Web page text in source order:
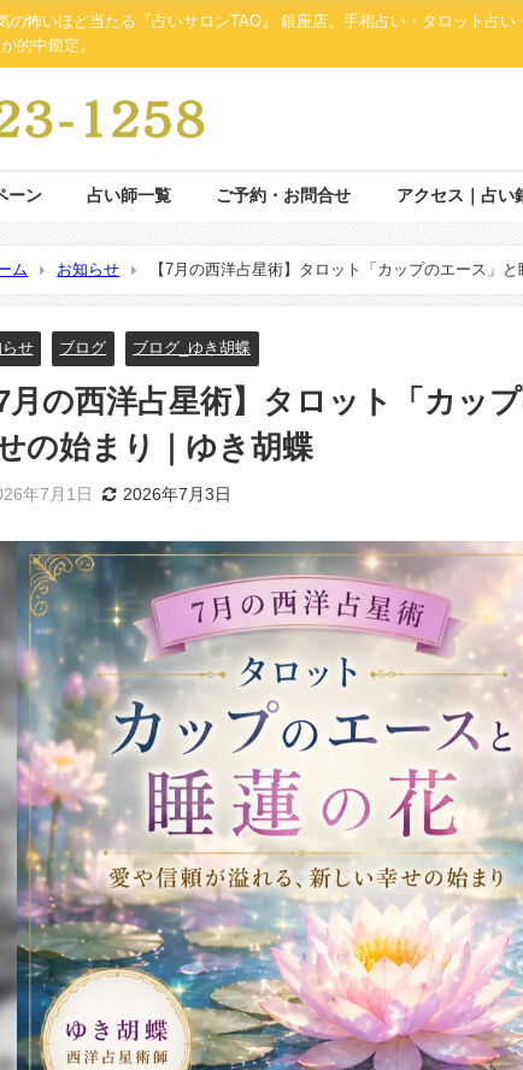
怖いほど当たる『占いサロンTAO』 銀座店。手相占い・タロット占
的中鑑定。
ーン 占い師一覧 ご予約・お問合せ アクセス｜占い
ム お知らせ 【7月の西洋占星術】タロット「カップのエース」
らせ ブログ ブログ_ゆき胡蝶
7月の西洋占星術】タロット「カッ
の始まり｜ゆき胡蝶
年7月1日 2026年7月3日